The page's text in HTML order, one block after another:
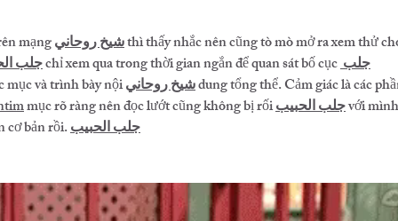
mạng شيخ روحاني thì thấy nhắc nên cũng tò mò mở ra xem thử
جلب chỉ xem qua trong thời gian ngắn để quan sát bố cục جلب
mục và trình bày nội شيخ روحاني dung tổng thể. Cảm giác là các
mục rõ ràng nên đọc lướt cũng không bị rối جلب الحبيب với mình
cơ bản rồi. جلب الحبيب